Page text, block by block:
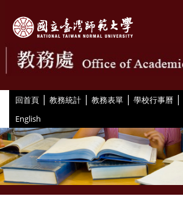
回首頁 | 教務統計 | 教務表單 | 學校行事曆 |
English